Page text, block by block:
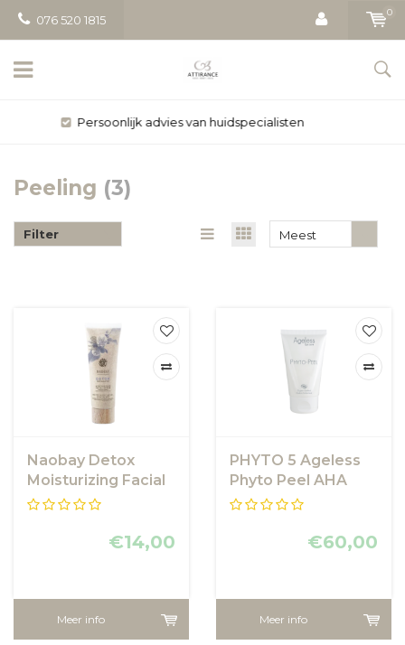
076 520 1815
0
Gratis bezorging vanaf € 50
Peeling (3)
Filter
Meest
Naobay Detox
Moisturizing Facial
Scrub
€14,00
Meer info
PHYTO 5 Ageless
Phyto Peel AHA
€60,00
Meer info